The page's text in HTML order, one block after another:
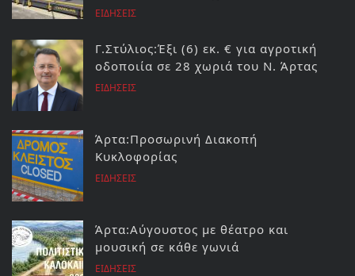
ΕΙΔΗΣΕΙΣ
Γ.Στύλιος:Έξι (6) εκ. € για αγροτική
οδοποιία σε 28 χωριά του Ν. Άρτας
ΕΙΔΗΣΕΙΣ
Άρτα:Προσωρινή Διακοπή
Κυκλοφορίας
ΕΙΔΗΣΕΙΣ
Άρτα:Αύγουστος με θέατρο και
μουσική σε κάθε γωνιά
ΕΙΔΗΣΕΙΣ